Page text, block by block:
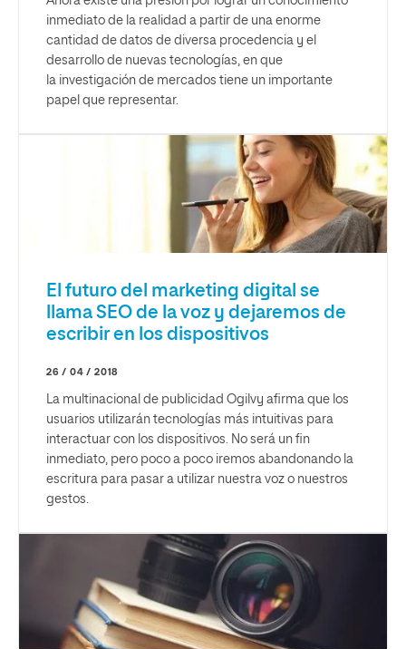
inmediato de la realidad a partir de una enorme
cantidad de datos de diversa procedencia y el
desarrollo de nuevas tecnologías, en que
la investigación de mercados tiene un importante
papel que representar.
El futuro del marketing digital se
llama SEO de la voz y dejaremos de
escribir en los dispositivos
26 / 04 / 2018
La multinacional de publicidad Ogilvy afirma que los
usuarios utilizarán tecnologías más intuitivas para
interactuar con los dispositivos. No será un fin
inmediato, pero poco a poco iremos abandonando la
escritura para pasar a utilizar nuestra voz o nuestros
gestos.